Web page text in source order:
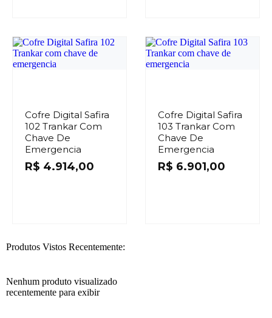
Cofre Digital Safira
102 Trankar Com
Chave De
Emergencia
R$ 4.914,00
Cofre Digital Safira
103 Trankar Com
Chave De
Emergencia
R$ 6.901,00
Produtos Vistos Recentemente:
Nenhum produto visualizado
recentemente para exibir